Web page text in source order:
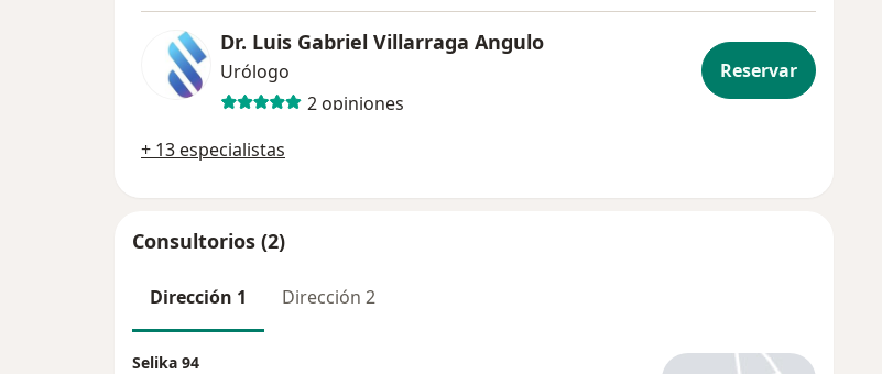
Dr. Luis Gabriel Villarraga Angulo
Urólogo
2 opiniones
Reservar
+ 13 especialistas
Consultorios (2)
Dirección 1 Dirección 2
Selika 94